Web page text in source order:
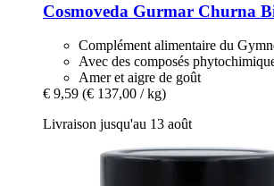
Cosmoveda Gurmar Churna
Complément alimentaire du
Avec des composés
Amer et aigre de goût
€ 9,59 (€ 137,00 / kg)
Livraison jusqu'au 13 août